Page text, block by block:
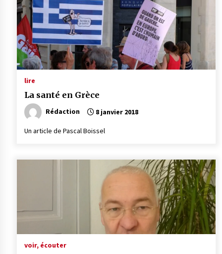
lire
La santé en Grèce
Rédaction 8 janvier 2018
Un article de Pascal Boissel
voir, écouter